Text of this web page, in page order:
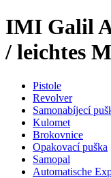
IMI Galil
/ leichtes
Pistole
Revolver
Samonabíjecí
Kulomet
Brokovnice
Opakovací puška
Samopal
Automatische